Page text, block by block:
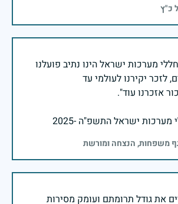
כ"ץ
מערכות ישראל הינו נתיב פועלנו
מערכות ישראל התשפ"ה -2025
משפחות, הנצחה ומורשת
את גודל תרומתם ועומק מסירות